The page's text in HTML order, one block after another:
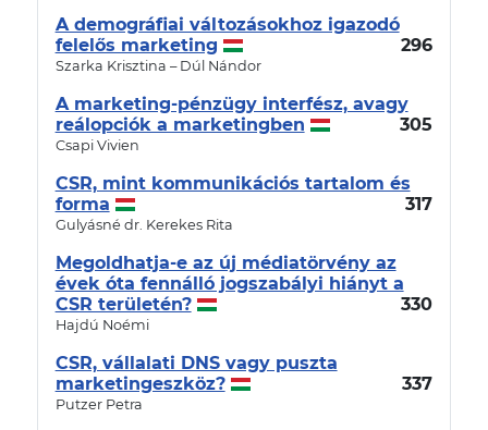
A demográfiai változásokhoz igazodó
felelős marketing
296
Szarka Krisztina – Dúl Nándor
A marketing-pénzügy interfész, avagy
reálopciók a marketingben
305
Csapi Vivien
CSR, mint kommunikációs tartalom és
forma
317
Gulyásné dr. Kerekes Rita
Megoldhatja-e az új médiatörvény az
évek óta fennálló jogszabályi hiányt a
CSR területén?
330
Hajdú Noémi
CSR, vállalati DNS vagy puszta
marketingeszköz?
337
Putzer Petra